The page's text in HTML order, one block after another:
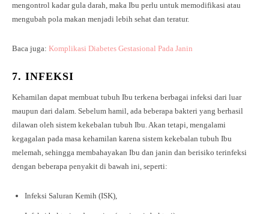
mengontrol kadar gula darah, maka Ibu perlu untuk memodifikasi atau
mengubah pola makan menjadi lebih sehat dan teratur.
Baca juga: Komplikasi Diabetes Gestasional Pada Janin
7. INFEKSI
Kehamilan dapat membuat tubuh Ibu terkena berbagai infeksi dari luar
maupun dari dalam. Sebelum hamil, ada beberapa bakteri yang berhasil
dilawan oleh sistem kekebalan tubuh Ibu. Akan tetapi, mengalami
kegagalan pada masa kehamilan karena sistem kekebalan tubuh Ibu
melemah, sehingga membahayakan Ibu dan janin dan berisiko terinfeksi
dengan beberapa penyakit di bawah ini, seperti:
Infeksi Saluran Kemih (ISK),